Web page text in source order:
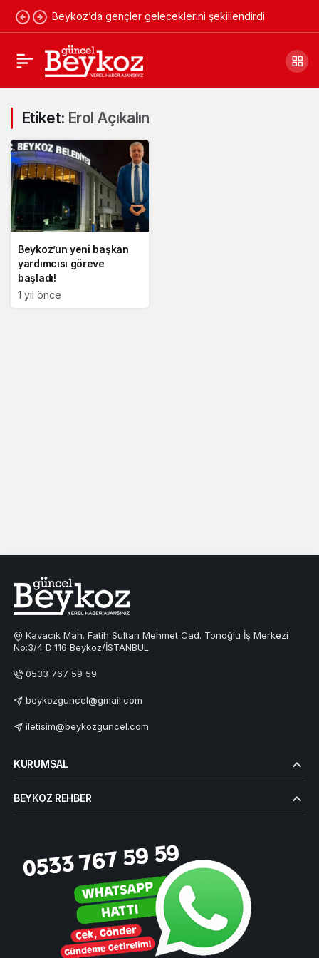
Beykoz’da gençler geleceklerini şekillendirdi
Etiket: Erol Açıkalın
Beykoz’un yeni başkan
yardımcısı göreve
başladı!
1 yıl önce
Kavacık Mah. Fatih Sultan Mehmet Cad. Tonoğlu İş Merkezi
No:3/4 D:116 Beykoz/İSTANBUL
0533 767 59 59
beykozguncel@gmail.com
iletisim@beykozguncel.com
KURUMSAL
BEYKOZ REHBER